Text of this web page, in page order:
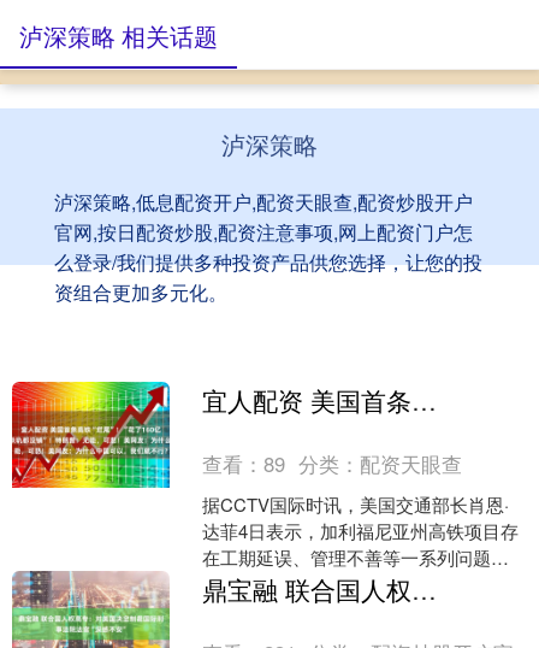
泸深策略
泸深策略,低息配资开户,配资天眼查,配资炒股开户
官网,按日配资炒股,配资注意事项,网上配资门户怎
么登录/我们提供多种投资产品供您选择，让您的投
资组合更加多元化。
泸深策略 相关话题
宜人配资 美国首条高铁“烂尾”！“花了160亿美元修了17年，连一条铁轨都没铺”！特朗普：无能，可悲！美网友：为什么中国可以，我们就不行？
查看：89 分类： 配资天眼查
据CCTV国际时讯，美国交通部长肖恩·
达菲4日表示，加利福尼亚州高铁项目存
在工期延误、管理不善等一系列问题，
17年花了160亿美元（约合人民币1150亿
元）却连....
鼎宝融 联合国人权高专：对美国决定制裁国际刑事法院法官“深感不安”